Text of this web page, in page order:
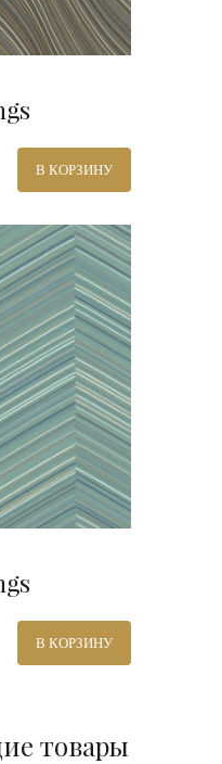
В КОРЗИНУ
В КОРЗИНУ
товары